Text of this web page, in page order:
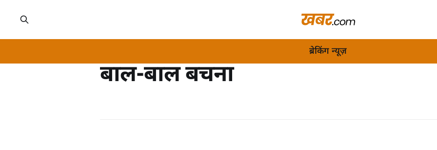
ब्रेकिंग न्यूज़
बाल-बाल बचना